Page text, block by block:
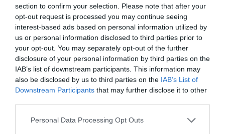
section to confirm your selection. Please note that after your
opt-out request is processed you may continue seeing
interest-based ads based on personal information utilized by
us or personal information disclosed to third parties prior to
your opt-out. You may separately opt-out of the further
disclosure of your personal information by third parties on the
IAB’s list of downstream participants. This information may
also be disclosed by us to third parties on the IAB’s List of
Downstream Participants that may further disclose it to other
Please note that this website/app uses one or more Google
Personal Data Processing Opt Outs